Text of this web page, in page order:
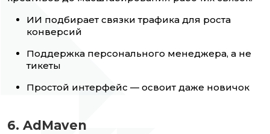
ИИ подбирает связки трафика для роста
конверсий
Поддержка персонального менеджера, а не
тикеты
Простой интерфейс — освоит даже новичок
6. AdMaven